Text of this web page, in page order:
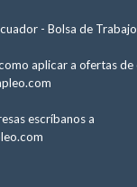
- Bolsa de Trabajo
aplicar a ofertas de
escríbanos a